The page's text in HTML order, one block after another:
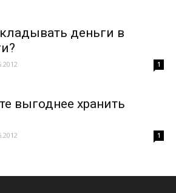
деньги в
1
выгоднее хранить
1